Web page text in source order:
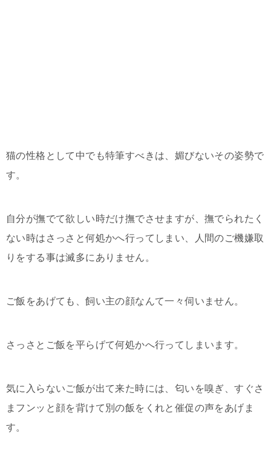
猫の性格として中でも特筆すべきは、媚びないその姿勢で
す。
自分が撫でて欲しい時だけ撫でさせますが、撫でられたく
ない時はさっさと何処かへ行ってしまい、人間のご機嫌取
りをする事は滅多にありません。
ご飯をあげても、飼い主の顔なんて一々伺いません。
さっさとご飯を平らげて何処かへ行ってしまいます。
気に入らないご飯が出て来た時には、匂いを嗅ぎ、すぐさ
まフンッと顔を背けて別の飯をくれと催促の声をあげま
す。